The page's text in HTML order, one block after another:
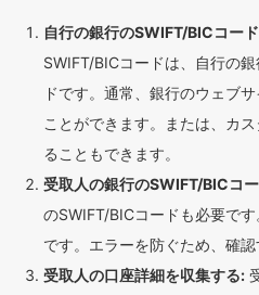
自行の銀行のSWIFT/BICコー
SWIFT/BICコードは、自行の
ドです。通常、銀行のウェブ
ことができます。または、カ
ることもできます。
受取人の銀行のSWIFT/BICコ
のSWIFT/BICコードも必要で
です。エラーを防ぐため、確認
受取人の口座詳細を収集する: